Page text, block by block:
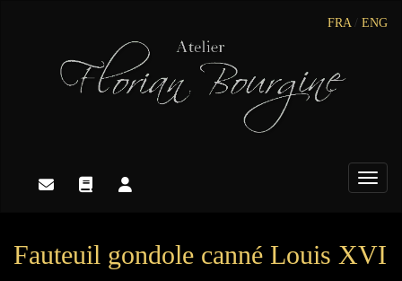
FRA/ ENG
Fauteuil gondole canné Louis XVI